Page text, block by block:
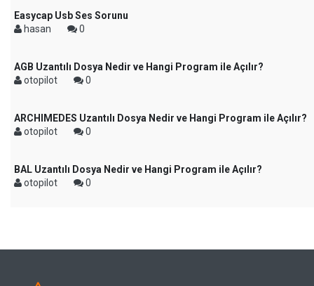
Easycap Usb Ses Sorunu
hasan
0
AGB Uzantılı Dosya Nedir ve Hangi Program ile Açılır?
otopilot
0
ARCHIMEDES Uzantılı Dosya Nedir ve Hangi Program ile Açılır?
otopilot
0
BAL Uzantılı Dosya Nedir ve Hangi Program ile Açılır?
otopilot
0